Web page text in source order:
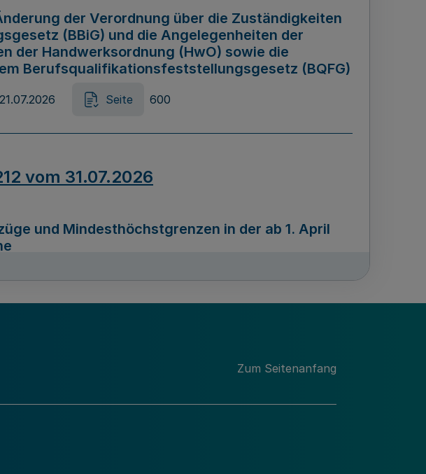
der Verordnung über die Zuständigkeiten
(BBiG) und die Angelegenheiten der
der Handwerksordnung (HwO) sowie die
Berufsqualifikationsfeststellungsgesetz (BQFG)
21.07.2026 Seite 600
vom 31.07.2026
und Mindesthöchstgrenzen in der ab 1. April
des Förderprogramms „Mittelstand Innovativ &
Zum Seitenanfang